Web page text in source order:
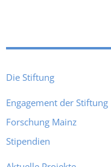
Die Stiftung
Engagement der Stiftung
Forschung Mainz
Stipendien